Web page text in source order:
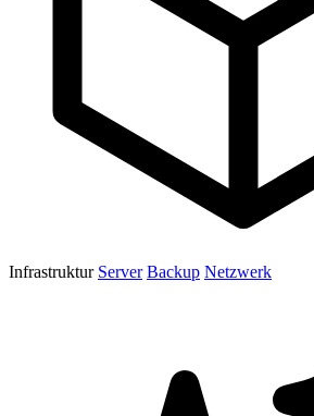
Infrastruktur Server Backup Netzwerk